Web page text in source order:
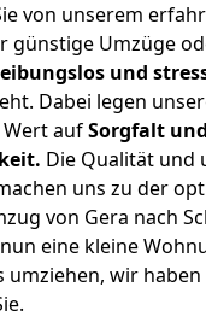
von unserem
günstige Umzüge
und
Dabei legen
aufSorgfalt und
Die Qualität und
uns zu der
von Gera nach
nun eine kleine
umziehen, wir